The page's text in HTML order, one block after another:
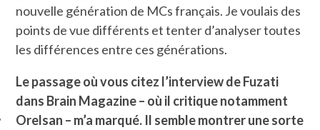
nouvelle génération de MCs français. Je voulais des
points de vue différents et tenter d’analyser toutes
les différences entre ces générations.
Le passage où vous citez l’interview de Fuzati
dans Brain Magazine – où il critique notamment
Orelsan – m’a marqué. Il semble montrer une sorte